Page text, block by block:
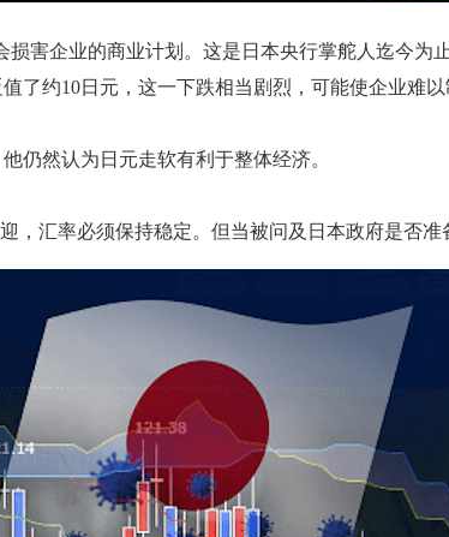
害企业的商业计划。这是日本央行掌舵人迄今为
约10日元，这一下跌相当剧烈，可能使企业难以
仍然认为日元走软有利于整体经济。
汇率必须保持稳定。但当被问及日本政府是否准